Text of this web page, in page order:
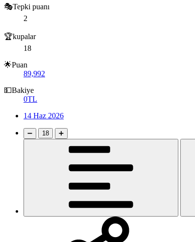
🎭Tepki puanı
2
🏆kupalar
18
🌟Puan
89,992
💵Bakiye
0TL
14 Haz 2026
➖ 18 ➕